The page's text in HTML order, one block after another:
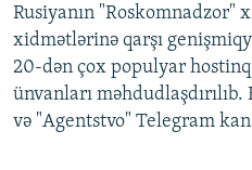
Rusiyanın "Roskomnadzor"
xidmətlərinə qarşı
20-dən çox populyar
ünvanları
və "Agentstvo" Telegram